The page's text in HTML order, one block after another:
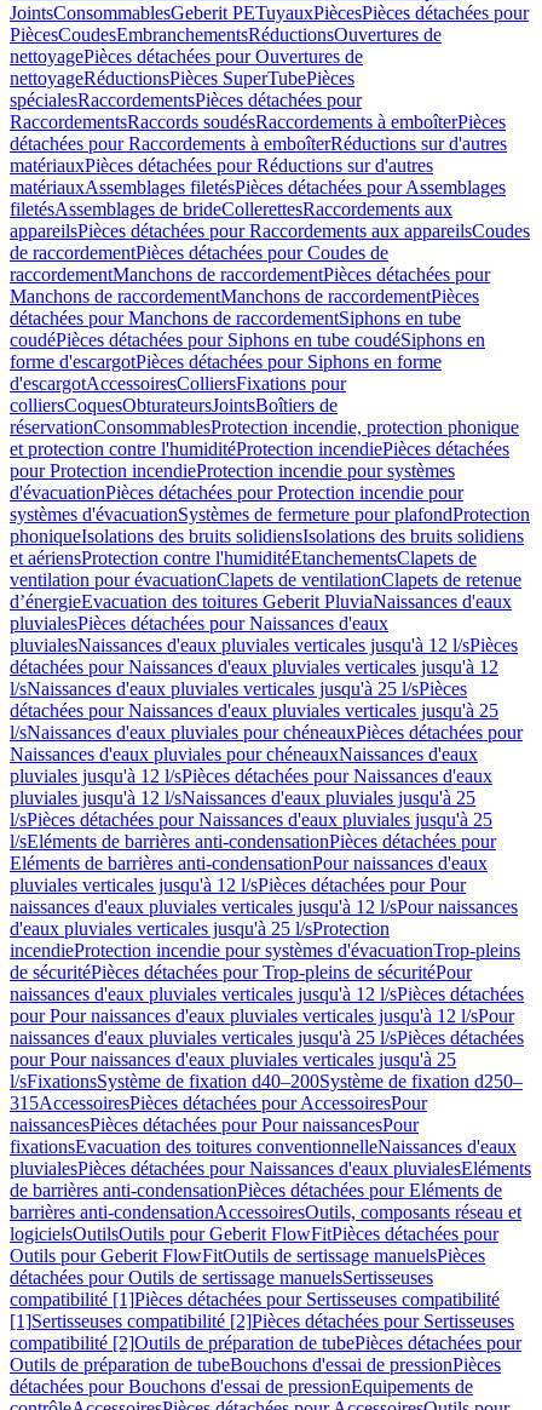
JointsConsommablesGeberit PETuyauxPiècesPièces détachées pour
PiècesCoudesEmbranchementsRéductionsOuvertures de
nettoyagePièces détachées pour Ouvertures de
nettoyageRéductionsPièces SuperTubePièces
spécialesRaccordementsPièces détachées pour
RaccordementsRaccords soudésRaccordements à emboîterPièces
détachées pour Raccordements à emboîterRéductions sur d'autres
matériauxPièces détachées pour Réductions sur d'autres
matériauxAssemblages filetésPièces détachées pour Assemblages
filetésAssemblages de brideCollerettesRaccordements aux
appareilsPièces détachées pour Raccordements aux appareilsCoudes
de raccordementPièces détachées pour Coudes de
raccordementManchons de raccordementPièces détachées pour
Manchons de raccordementManchons de raccordementPièces
détachées pour Manchons de raccordementSiphons en tube
coudéPièces détachées pour Siphons en tube coudéSiphons en
forme d'escargotPièces détachées pour Siphons en forme
d'escargotAccessoiresColliersFixations pour
colliersCoquesObturateursJointsBoîtiers de
réservationConsommablesProtection incendie, protection phonique
et protection contre l'humiditéProtection incendiePièces détachées
pour Protection incendieProtection incendie pour systèmes
d'évacuationPièces détachées pour Protection incendie pour
systèmes d'évacuationSystèmes de fermeture pour plafondProtection
phoniqueIsolations des bruits solidiensIsolations des bruits solidiens
et aériensProtection contre l'humiditéEtanchementsClapets de
ventilation pour évacuationClapets de ventilationClapets de retenue
d’énergieEvacuation des toitures Geberit PluviaNaissances d'eaux
pluvialesPièces détachées pour Naissances d'eaux
pluvialesNaissances d'eaux pluviales verticales jusqu'à 12 l/sPièces
détachées pour Naissances d'eaux pluviales verticales jusqu'à 12
l/sNaissances d'eaux pluviales verticales jusqu'à 25 l/sPièces
détachées pour Naissances d'eaux pluviales verticales jusqu'à 25
l/sNaissances d'eaux pluviales pour chéneauxPièces détachées pour
Naissances d'eaux pluviales pour chéneauxNaissances d'eaux
pluviales jusqu'à 12 l/sPièces détachées pour Naissances d'eaux
pluviales jusqu'à 12 l/sNaissances d'eaux pluviales jusqu'à 25
l/sPièces détachées pour Naissances d'eaux pluviales jusqu'à 25
l/sEléments de barrières anti-condensationPièces détachées pour
Eléments de barrières anti-condensationPour naissances d'eaux
pluviales verticales jusqu'à 12 l/sPièces détachées pour Pour
naissances d'eaux pluviales verticales jusqu'à 12 l/sPour naissances
d'eaux pluviales verticales jusqu'à 25 l/sProtection
incendieProtection incendie pour systèmes d'évacuationTrop-pleins
de sécuritéPièces détachées pour Trop-pleins de sécuritéPour
naissances d'eaux pluviales verticales jusqu'à 12 l/sPièces détachées
pour Pour naissances d'eaux pluviales verticales jusqu'à 12 l/sPour
naissances d'eaux pluviales verticales jusqu'à 25 l/sPièces détachées
pour Pour naissances d'eaux pluviales verticales jusqu'à 25
l/sFixationsSystème de fixation d40–200Système de fixation d250–
315AccessoiresPièces détachées pour AccessoiresPour
naissancesPièces détachées pour Pour naissancesPour
fixationsEvacuation des toitures conventionnelleNaissances d'eaux
pluvialesPièces détachées pour Naissances d'eaux pluvialesEléments
de barrières anti-condensationPièces détachées pour Eléments de
barrières anti-condensationAccessoiresOutils, composants réseau et
logicielsOutilsOutils pour Geberit FlowFitPièces détachées pour
Outils pour Geberit FlowFitOutils de sertissage manuelsPièces
détachées pour Outils de sertissage manuelsSertisseuses
compatibilité [1]Pièces détachées pour Sertisseuses compatibilité
[1]Sertisseuses compatibilité [2]Pièces détachées pour Sertisseuses
compatibilité [2]Outils de préparation de tubePièces détachées pour
Outils de préparation de tubeBouchons d'essai de pressionPièces
détachées pour Bouchons d'essai de pressionEquipements de